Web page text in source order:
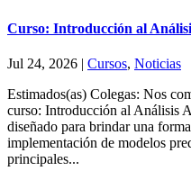
Curso: Introducción al
Jul 24, 2026 | Cursos, Noticias
Estimados(as) Colegas: Nos
curso: Introducción al Análisis
diseñado para brindar una
implementación de modelos
principales...